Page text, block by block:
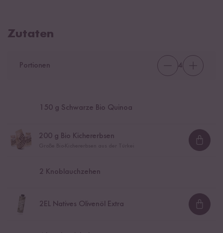
Zutaten
Portionen 4
150 g Schwarze Bio Quinoa
200 g Bio Kichererbsen
2 Knoblauchzehen
2 EL Natives Olivenöl Extra